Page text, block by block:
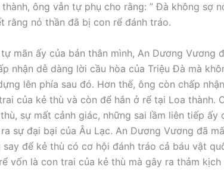
ông vẫn tự phụ cho rằng: ” Đà không sợ
rằng nỏ thần đã bị con rể đánh tráo.
mãn ấy của bản thân mình, An Dương Vương
nhận dễ dàng lời cầu hòa của Triệu Đà mà
lên phía sau đó. Hơn thế, ông còn chấp
của kẻ thù và còn để hắn ở rể tại Loa thành.
sự mất cảnh giác, những sai lầm liên tiếp ấy
sự đại bại của Âu Lạc. An Dương Vương đã
để kẻ thù có cơ hội đánh tráo cả báu vật
vốn là con trai của kẻ thù mà gây ra thảm kịch